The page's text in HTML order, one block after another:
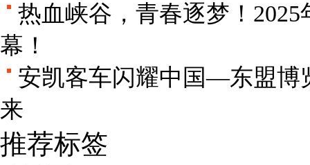
热血峡谷，青春逐梦！
幕！
安凯客车闪耀中国—东盟博
来
推荐标签